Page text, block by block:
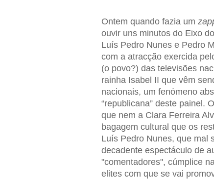
Ontem quando fazia um
ouvir uns minutos do Eixo
Luís Pedro Nunes e Pedro
com a atracção exercida
(o povo?) das televisões
rainha Isabel II que vêm
nacionais, um fenómeno
“republicana” deste painel.
que nem a Clara Ferreira
bagagem cultural que os
Luís Pedro Nunes, que mal
decadente espectáculo de
"comentadores", cúmplice
elites com que se vai